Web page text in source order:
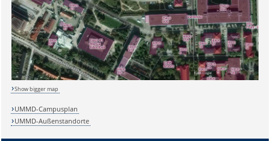
Sicherheitsabfrage:
Lösung:
Show bigger map
UMMD-Campusplan
UMMD-Außenstandorte